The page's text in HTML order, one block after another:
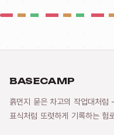
BASECAMP
흙먼지 묻은 차고의 작업대처
표식처럼 또렷하게 기록하는 험